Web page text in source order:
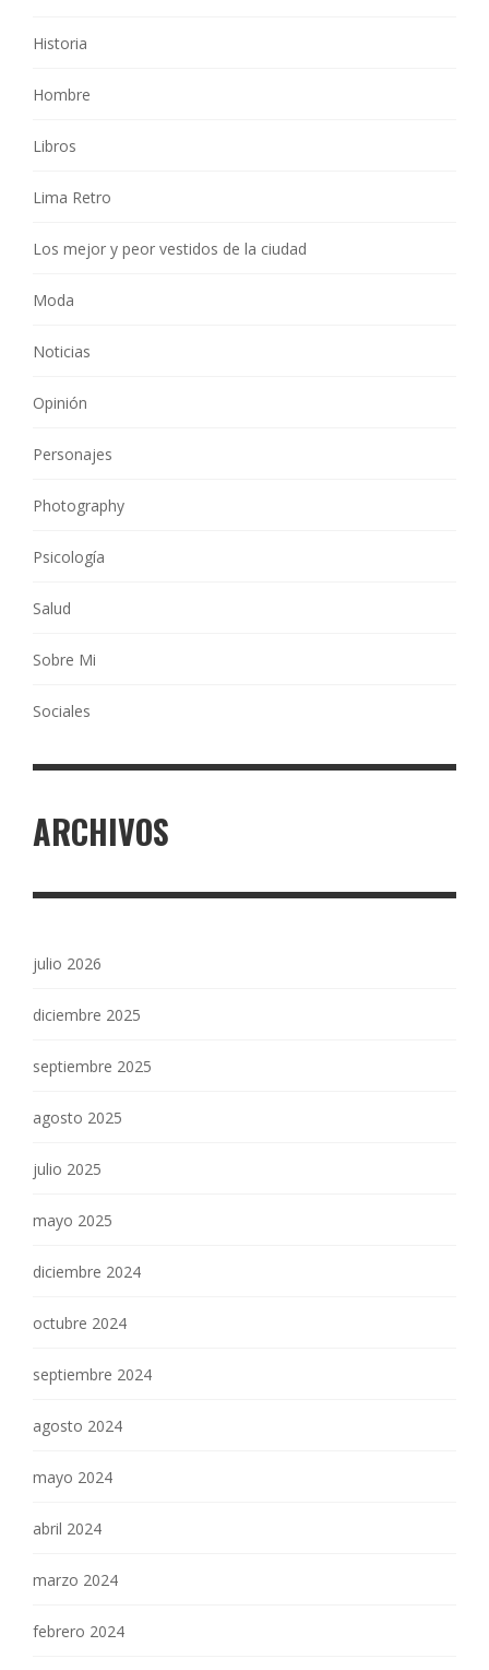
Historia
Hombre
Libros
Lima Retro
Los mejor y peor vestidos de la ciudad
Moda
Noticias
Opinión
Personajes
Photography
Psicología
Salud
Sobre Mi
Sociales
ARCHIVOS
julio 2026
diciembre 2025
septiembre 2025
agosto 2025
julio 2025
mayo 2025
diciembre 2024
octubre 2024
septiembre 2024
agosto 2024
mayo 2024
abril 2024
marzo 2024
febrero 2024